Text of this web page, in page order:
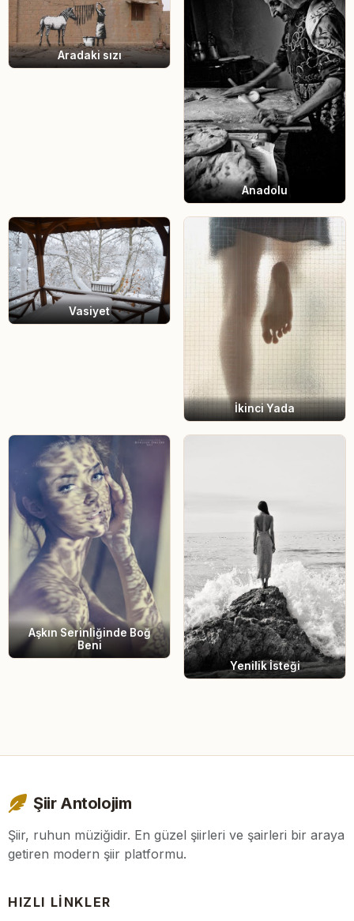
Aradaki sızı
Anadolu
Vasiyet
İkinci Yada
Aşkın Serinliğinde Boğ
Beni
Yenilik İsteği
Şiir Antolojim
Şiir, ruhun müziğidir. En güzel şiirleri ve şairleri bir araya
getiren modern şiir platformu.
HIZLI LINKLER